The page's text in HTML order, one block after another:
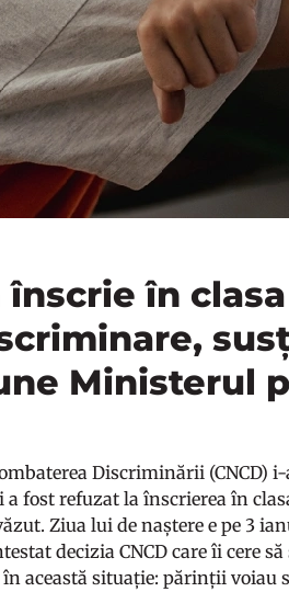
înscrie în
Ministerul
Discriminării (CNCD)
fost refuzat la înscrierea în
Ziua lui de naștere e pe 3
decizia CNCD care îi cere
această situație: părinții voiau